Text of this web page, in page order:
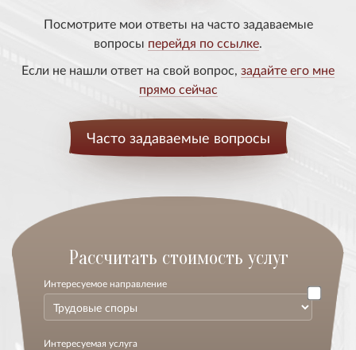
Посмотрите мои ответы на часто задаваемые
вопросы перейдя по ссылке.
Если не нашли ответ на свой вопрос, задайте его мне
прямо сейчас
Часто задаваемые вопросы
Расcчитать стоимость услуг
Интересуемое направление
Интересуемая услуга